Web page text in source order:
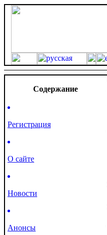
Cодержание
Регистрация
О сайте
Новости
Анонсы